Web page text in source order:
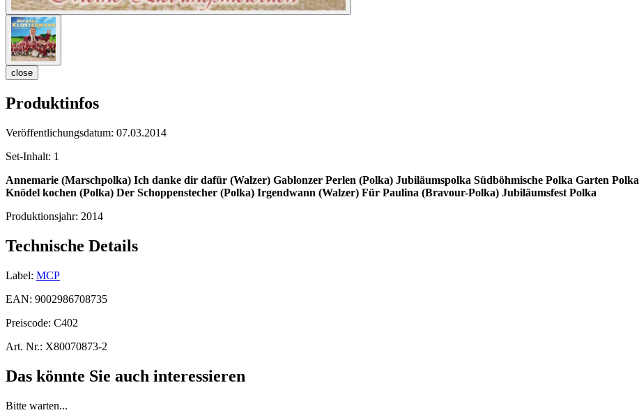
close
Produktinfos
Veröffentlichungsdatum: 07.03.2014
Set-Inhalt: 1
Annemarie (Marschpolka) Ich danke dir dafür (Walzer) Gablonzer Perlen (Polka) Jubiläumspolka Südböhmische Polka Garten Polka
Knödel kochen (Polka) Der Schoppenstecher (Polka) Irgendwann (Walzer) Für Paulina (Bravour-Polka) Jubiläumsfest Polka
Produktionsjahr: 2014
Technische Details
Label: MCP
EAN: 9002986708735
Preiscode: C402
Art. Nr.: X80070873-2
Das könnte Sie auch interessieren
Bitte warten...